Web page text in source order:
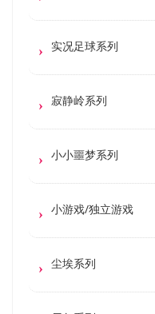
实况足球系列
寂静岭系列
小小噩梦系列
小游戏/独立游戏
尘埃系列